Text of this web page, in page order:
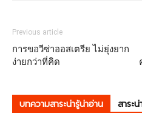
Previous article
การขอวีซ่าออสเตรีย ไม่ยุ่งยาก
ง่ายกว่าที่คิด
บทความสาระน่ารู้น่าอ่าน สาระ